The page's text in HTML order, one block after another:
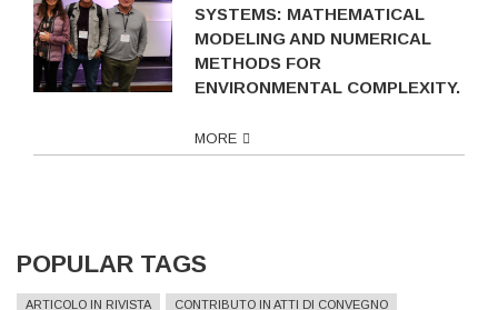
SYSTEMS: MATHEMATICAL
MODELING AND NUMERICAL
METHODS FOR
ENVIRONMENTAL COMPLEXITY.
MORE
POPULAR TAGS
ARTICOLO IN RIVISTA
CONTRIBUTO IN ATTI DI CONVEGNO